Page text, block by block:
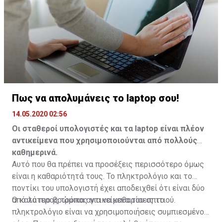
Πως να απολυμάνεις το laptop σου!
14.05.2020 02:56
Οι σταθεροί υπολογιστές και τα laptop είναι πλέον
αντικείμενα που χρησιμοποιούνται από πολλούς
καθημερινά.
Αυτό που θα πρέπει να προσέξεις περισσότερο όμως
είναι η καθαριότητά τους. Το πληκτρολόγιο και το
ποντίκι του υπολογιστή έχει αποδειχθεί ότι είναι δύο
από τα πιο βρώμικα αντικείμενα του σπιτιού.
Ο καλύτερος τρόπος για να καθαρίσεις το
πληκτρολόγιο είναι να χρησιμοποιήσεις συμπιεσμένο